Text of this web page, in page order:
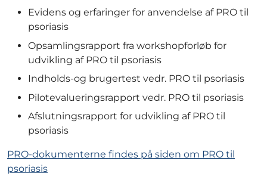
Evidens og erfaringer for anvendelse af PRO til
psoriasis
Opsamlingsrapport fra workshopforløb for
udvikling af PRO til psoriasis
Indholds-og brugertest vedr. PRO til psoriasis
Pilotevalueringsrapport vedr. PRO til psoriasis
Afslutningsrapport for udvikling af PRO til
psoriasis
PRO-dokumenterne findes på siden om PRO til
psoriasis